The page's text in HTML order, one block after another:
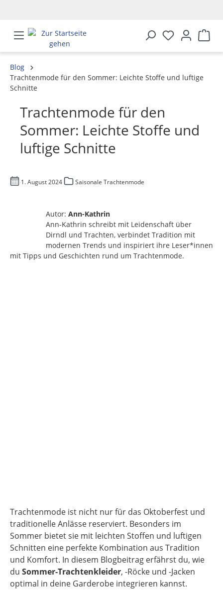
Blog
Trachtenmode für den Sommer: Leichte Stoffe und luftige
Schnitte
Trachtenmode für den
Sommer: Leichte Stoffe und
luftige Schnitte
1. August 2024 Saisonale Trachtenmode
Autor: Ann-Kathrin
Ann-Kathrin schreibt mit Leidenschaft über
Dirndl und Trachten, verbindet Tradition mit
modernen Trends und inspiriert ihre Leser*innen
mit Tipps und Geschichten rund um Trachtenmode.
Trachtenmode ist nicht nur für das Oktoberfest und
traditionelle Anlässe reserviert. Besonders im
Sommer bietet sie mit leichten Stoffen und luftigen
Schnitten eine perfekte Kombination aus Tradition
und Komfort. In diesem Blogbeitrag erfährst du, wie
du Sommer-Trachtenkleider, -Röcke und -Jacken
optimal in deine Garderobe integrieren kannst.